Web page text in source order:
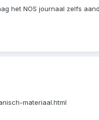
het NOS journaal zelfs
materiaal.html